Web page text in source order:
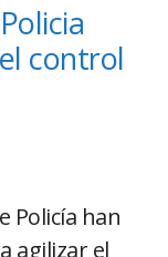
control
Policía han
agilizar el